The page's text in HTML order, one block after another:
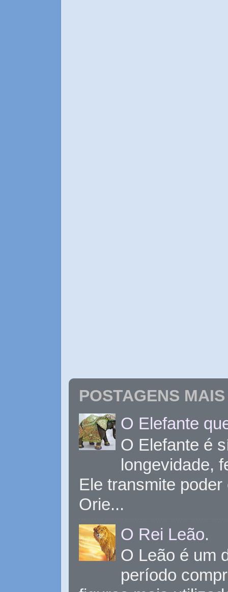
POSTAGENS
O Elefante
O Elefante é
longevidade,
Ele transmite
Orie...
O Rei Leão.
O Leão é um
período